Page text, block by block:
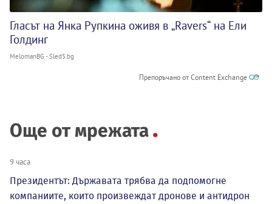
Гласът на Янка Рупкина оживя в „Ravers“ на Ели
Голдинг
MelomanBG - Sled5.bg
Препоръчано от Content Exchange
Още от мрежата
9 часа
Президентът: Държавата трябва да подпомогне
компаниите, които произвеждат дронове и антидрон